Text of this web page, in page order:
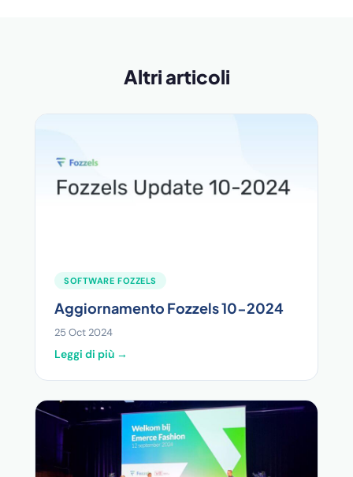
Altri articoli
SOFTWARE FOZZELS
Aggiornamento Fozzels 10-2024
25 Oct 2024
Leggi di più →